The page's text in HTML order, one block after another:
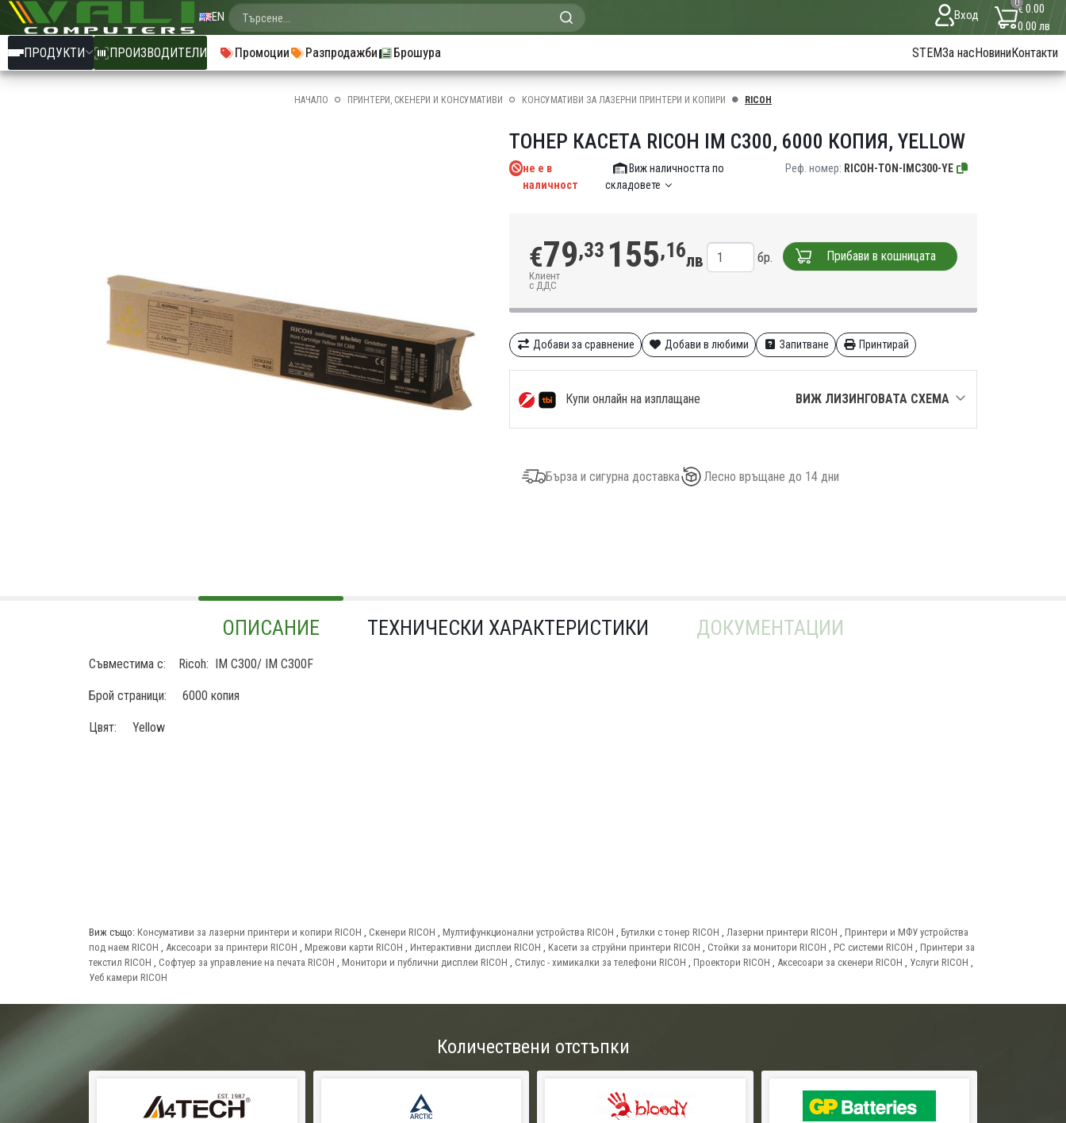
EN Вход
0€ 0.00
0.00 лв
ПРОДУКТИ ПРОИЗВОДИТЕЛИ Промоции Разпродажби Брошура STEMЗа насНовиниКонтакти
НАЧАЛО ПРИНТЕРИ, СКЕНЕРИ И КОНСУМАТИВИ КОНСУМАТИВИ ЗА ЛАЗЕРНИ ПРИНТЕРИ И КОПИРИ RICOH
ТОНЕР КАСЕТА RICOH IM C300, 6000 КОПИЯ, YELLOW
не е в
наличност
Виж наличността по
складовете
Реф. номер: RICOH-TON-IMC300-YE
€79,33 155,16лв
Клиент
с ДДС
бр. Прибави в кошницата
Добави за сравнение Добави в любими Запитване Принтирай
Купи онлайн на изплащане ВИЖ ЛИЗИНГОВАТА СХЕМА
Бърза и сигурна доставка Лесно връщане до 14 дни
ОПИСАНИЕ ТЕХНИЧЕСКИ ХАРАКТЕРИСТИКИ ДОКУМЕНТАЦИИ
Съвместима с: Ricoh: IM C300/ IM C300F
Брой страници: 6000 копия
Цвят: Yellow
Виж също: Консумативи за лазерни принтери и копири RICOH , Скенери RICOH , Мултифункционални устройства RICOH , Бутилки с тонер RICOH , Лазерни принтери RICOH , Принтери и МФУ устройства
под наем RICOH , Аксесоари за принтери RICOH , Мрежови карти RICOH , Интерактивни дисплеи RICOH , Касети за струйни принтери RICOH , Стойки за монитори RICOH , PC системи RICOH , Принтери за
текстил RICOH , Софтуер за управление на печата RICOH , Монитори и публични дисплеи RICOH , Стилус - химикалки за телефони RICOH , Проектори RICOH , Аксесоари за скенери RICOH , Услуги RICOH ,
Уеб камери RICOH
Количествени отстъпки